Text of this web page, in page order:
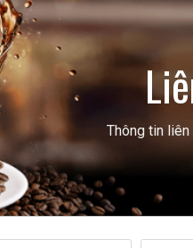
Thông tin